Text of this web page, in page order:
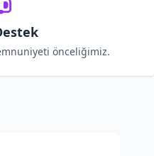
önceliğimiz.